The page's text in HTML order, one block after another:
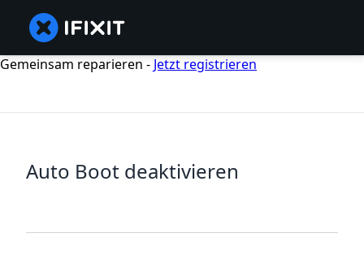
Gemeinsam reparieren - Jetzt registrieren
Auto Boot deaktivieren